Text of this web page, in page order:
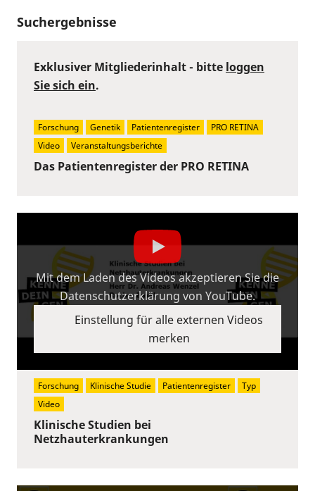
Suchergebnisse
Das Patientenregister der PRO RETINA
Exklusiver Mitgliederinhalt - bitte loggen
Sie sich ein.
Forschung Genetik Patientenregister
PRO RETINA
Video
Veranstaltungsberichte
Klinische Studien bei
Netzhauterkrankungen
Mit dem Laden des Videos akzeptieren Sie die
Datenschutzerklärung von YouTube.
Einstellung für alle externen Videos
merken
Forschung Klinische Studie Patientenregister
Typ
Video